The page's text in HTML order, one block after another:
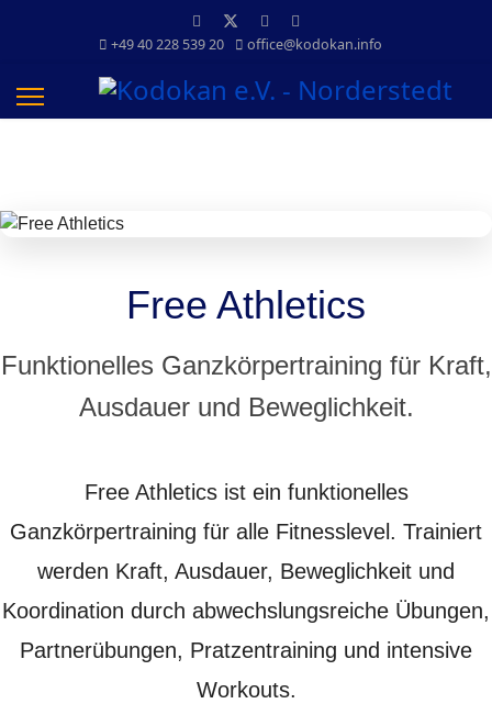
+49 40 228 539 20 office@kodokan.info
Free Athletics
Funktionelles Ganzkörpertraining für Kraft,
Ausdauer und Beweglichkeit.
Free Athletics ist ein funktionelles
Ganzkörpertraining für alle Fitnesslevel. Trainiert
werden Kraft, Ausdauer, Beweglichkeit und
Koordination durch abwechslungsreiche Übungen,
Partnerübungen, Pratzentraining und intensive
Workouts.